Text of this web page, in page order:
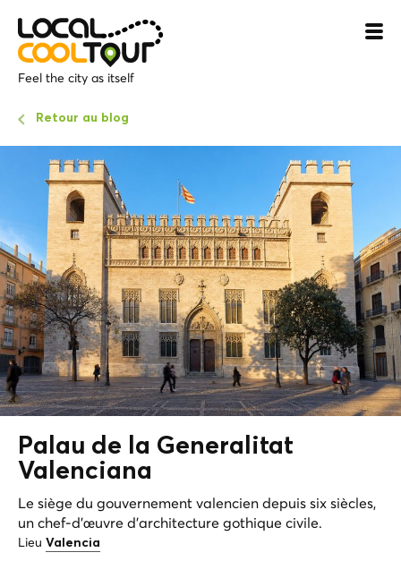
Feel the city as itself
Retour au blog
Palau de la Generalitat
Valenciana
Le siège du gouvernement valencien depuis six siècles,
un chef-d'œuvre d'architecture gothique civile.
Lieu Valencia